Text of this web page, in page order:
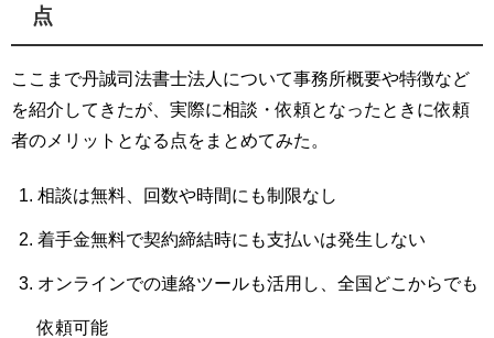
点
ここまで丹誠司法書士法人について事務所概要や特徴など
を紹介してきたが、実際に相談・依頼となったときに依頼
者のメリットとなる点をまとめてみた。
相談は無料、回数や時間にも制限なし
着手金無料で契約締結時にも支払いは発生しない
オンラインでの連絡ツールも活用し、全国どこからでも
依頼可能